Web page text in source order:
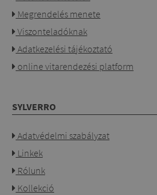
Megrendelés menete
Viszonteladóknak
Adatkezelési tájékoztató
online vitarendezési platform
SYLVERRO
Adatvédelmi szabályzat
Linkek
Rólunk
Kollekció